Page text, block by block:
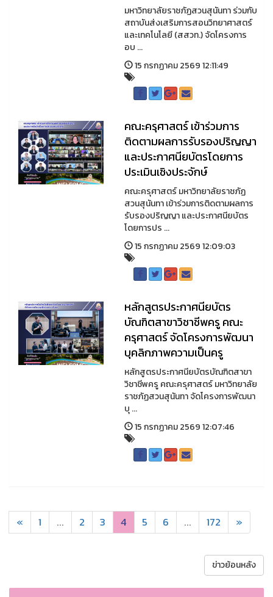
มหาวิทยาลัยราชภัฏสวนสุนันทา ร่วมกับ
สถาบันส่งเสริมการสอนวิทยาศาสตร์
และเทคโนโลยี (สสวท.) จัดโครงการ
อบ ...
15 กรกฏาคม 2569 12:11:49
คณะครุศาสตร์ เข้าร่วมการ
ติดตามผลการรับรองปริญญา
และประกาศนียบัตรโดยการ
ประเมินเชิงประจักษ์
คณะครุศาสตร์ มหาวิทยาลัยราชภัฏ
สวนสุนันทา เข้าร่วมการติดตามผลการ
รับรองปริญญา และประกาศนียบัตร
โดยการปร ...
15 กรกฏาคม 2569 12:09:03
หลักสูตรประกาศนียบัตร
บัณฑิตสาขาวิชาชีพครู คณะ
ครุศาสตร์ จัดโครงการพัฒนา
บุคลิกภาพความเป็นครู
หลักสูตรประกาศนียบัตรบัณฑิตสาขา
วิชาชีพครู คณะครุศาสตร์ มหาวิทยาลัย
ราชภัฏสวนสุนันทา จัดโครงการพัฒนา
บุ ...
15 กรกฏาคม 2569 12:07:46
« 1 ... 2 3 4 5 6 ... 172 »
ข่าวย้อนหลัง